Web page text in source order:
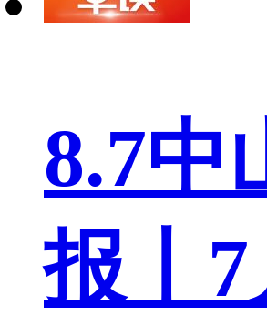
8.7中
报丨7